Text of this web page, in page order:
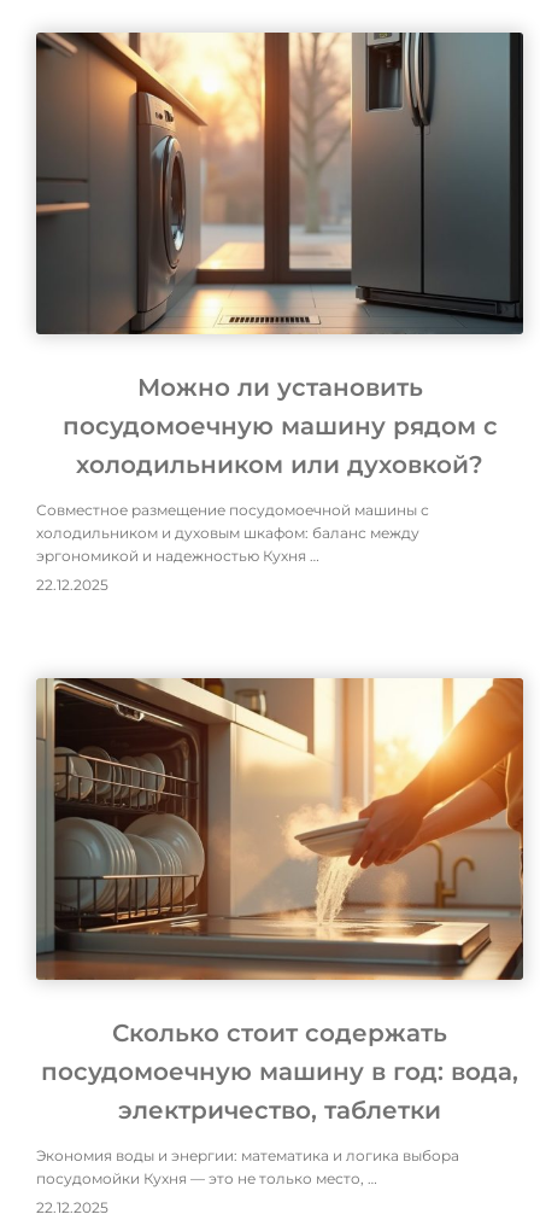
Можно ли установить
посудомоечную машину рядом с
холодильником или духовкой?
Совместное размещение посудомоечной машины с
холодильником и духовым шкафом: баланс между
эргономикой и надежностью Кухня …
22.12.2025
Сколько стоит содержать
посудомоечную машину в год: вода,
электричество, таблетки
Экономия воды и энергии: математика и логика выбора
посудомойки Кухня — это не только место, …
22.12.2025